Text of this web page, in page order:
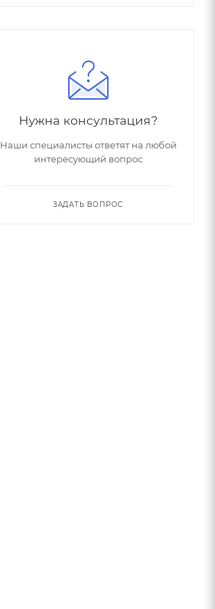
Нужна консультация?
Наши специалисты ответят на любой
интересующий вопрос
ЗАДАТЬ ВОПРОС